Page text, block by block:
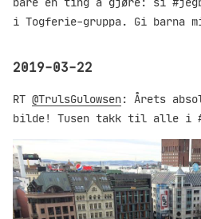
i Togferie-gruppa. Gi barna
2019-03-22
RT @TrulsGulowsen: Årets
bilde! Tusen takk til alle i